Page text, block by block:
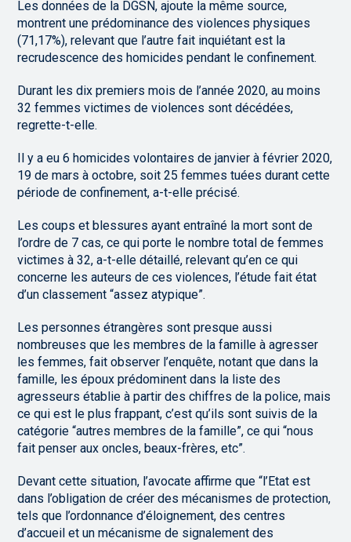
Les données de la DGSN, ajoute la même source,
montrent une prédominance des violences physiques
(71,17%), relevant que l’autre fait inquiétant est la
recrudescence des homicides pendant le confinement.
Durant les dix premiers mois de l’année 2020, au moins
32 femmes victimes de violences sont décédées,
regrette-t-elle.
Il y a eu 6 homicides volontaires de janvier à février 2020,
19 de mars à octobre, soit 25 femmes tuées durant cette
période de confinement, a-t-elle précisé.
Les coups et blessures ayant entraîné la mort sont de
l’ordre de 7 cas, ce qui porte le nombre total de femmes
victimes à 32, a-t-elle détaillé, relevant qu’en ce qui
concerne les auteurs de ces violences, l’étude fait état
d’un classement “assez atypique”.
Les personnes étrangères sont presque aussi
nombreuses que les membres de la famille à agresser
les femmes, fait observer l’enquête, notant que dans la
famille, les époux prédominent dans la liste des
agresseurs établie à partir des chiffres de la police, mais
ce qui est le plus frappant, c’est qu’ils sont suivis de la
catégorie “autres membres de la famille”, ce qui “nous
fait penser aux oncles, beaux-frères, etc”.
Devant cette situation, l’avocate affirme que “l’Etat est
dans l’obligation de créer des mécanismes de protection,
tels que l’ordonnance d’éloignement, des centres
d’accueil et un mécanisme de signalement des